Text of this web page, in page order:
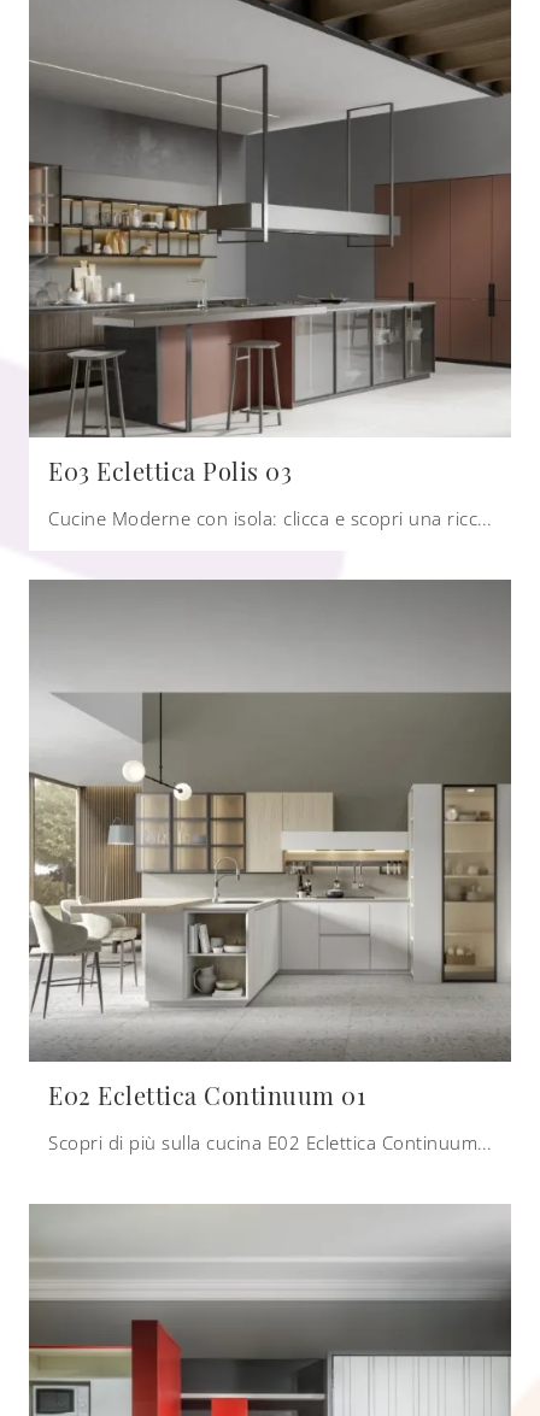
E03 Eclettica Polis 03
Cucine Moderne con isola: clicca e scopri una ricca gamma di soluzioni della marca Scandola, tra cui il modello E03 Eclettica Polis 03.
E02 Eclettica Continuum 01
Scopri di più sulla cucina E02 Eclettica Continuum 01 di Scandola: questa soluzione in laccato opaco sarà la scelta ideale per te!